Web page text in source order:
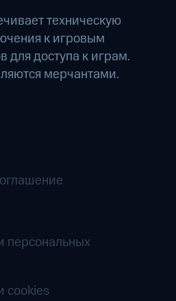
техническую
к игровым
для доступа к играм.
мерчантами.
персональных
cookies